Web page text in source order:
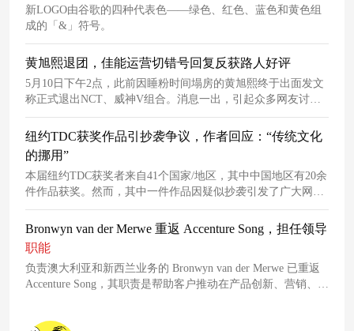
新LOGO由谷歌的四种代表色——绿色、红色、蓝色和黄色组
成的「&」符号。
黄旭熙退团，佳能运营切错号回复反获路人好评
5月10日下午2点，此前因睡粉时间塌房的黄旭熙终于出面发文
称正式退出NCT、威神V组合。消息一出，引起众多网友讨
论，开心祝贺黄旭熙退团。好笑的事情发生了，在庆贺的一堆
账号中，出现了佳能的官方号！佳能转发条文称：“恭喜！恭
喜！终于等到这一天！再见！”
纽约TDC获奖作品引抄袭争议，作者回应：“传统文化
的挪用”
本届纽约TDC获奖者来自41个国家/地区，其中中国地区有20余
件作品获奖。然而，其中一件作品因疑似抄袭引发了广大网友
的热议。据TDC官网发布的获奖信息显示，引发热议的这件作
品《福、禄、寿》获得了“传媒设计”竞赛单元奖项，由
“Zhejiang cowin
creativity co., LTD / 湖州”设计。《福、
禄、寿》与《鱼寿图》对比对此，《福、禄、寿》作者赵刚认
为这件获奖作品和抄袭并不相关，他只是将传统素材拿出来，
即是“传统文化的挪用”。
Bronwyn van der Merwe 重返 Accenture Song，担任领导
职能
负责澳大利亚和新西兰业务的 Bronwyn van der Merwe 已重返
Accenture Song，其职责是帮助客户推动在产品创新、营销、商